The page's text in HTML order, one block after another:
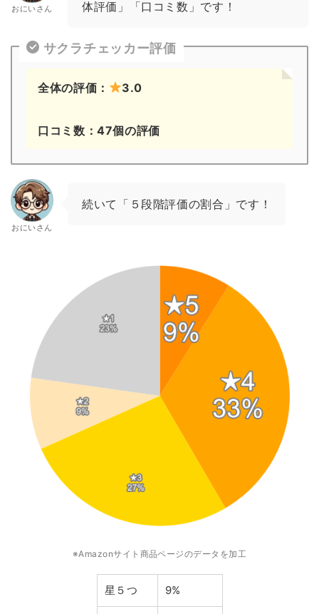
おにいさん
体評価」「口コミ数」です！
サクラチェッカー評価
全体の評価： 3.0
口コミ数：47個の評価
おにいさん
続いて「５段階評価の割合」です！
※Amazonサイト商品ページのデータを加工
星５つ 9%